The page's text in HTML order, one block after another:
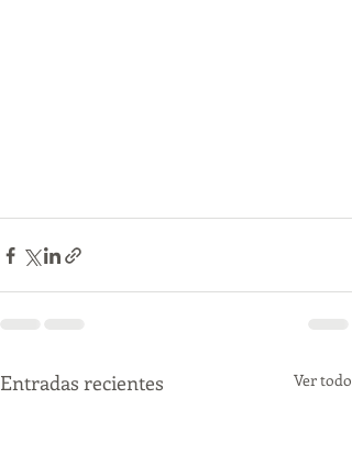
Entradas recientes Ver todo